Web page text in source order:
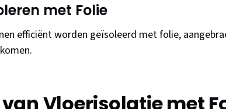
met Folie
efficiënt worden geïsoleerd met folie,
van Vloerisolatie met